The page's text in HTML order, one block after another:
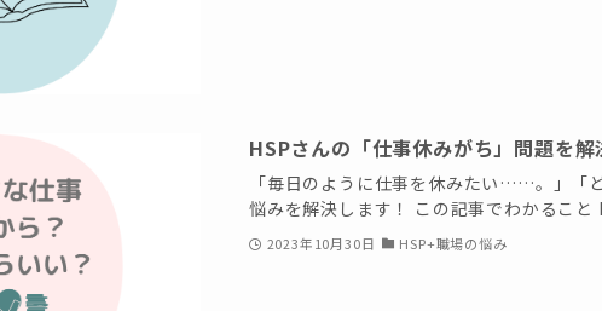
HSPさんの「仕事休みがち」問題を
「毎日のように仕事を休みたい……。」「
悩みを解決します！ この記事でわかるこ
2023年10月30日 HSP+職場の悩み